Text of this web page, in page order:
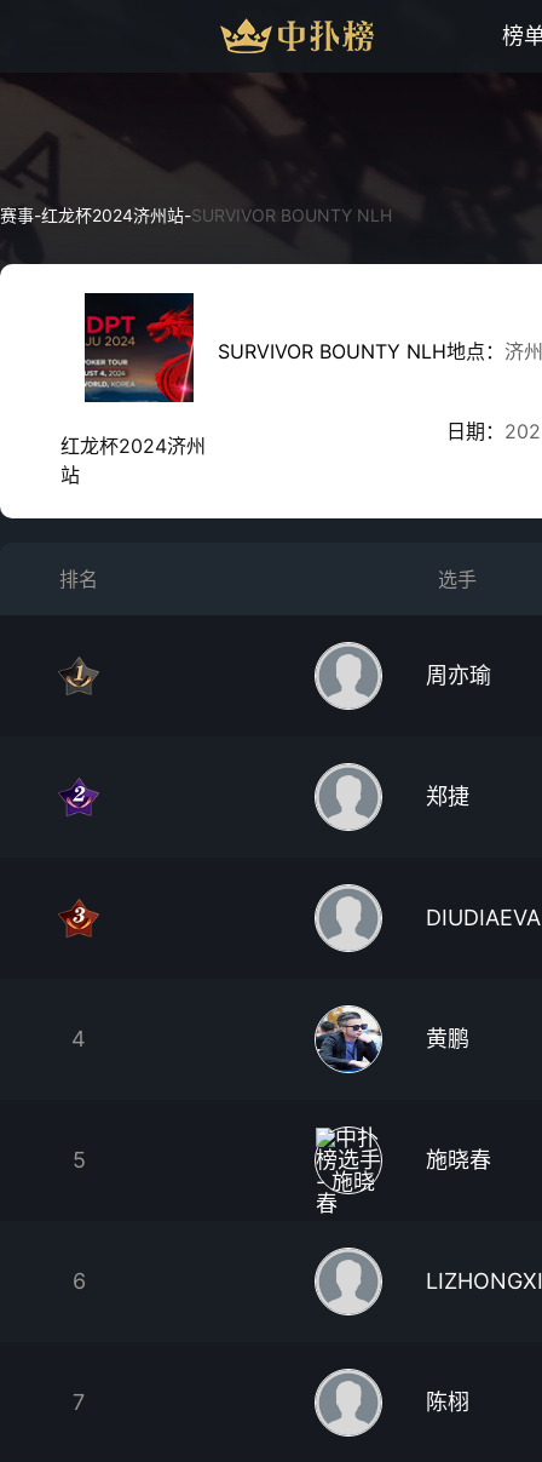
榜
赛事-红龙杯2024济州站-SURVIVOR BOUNTY NLH
红龙杯2024济州
站
SURVIVOR BOUNTY NLH地点： 济
日期：
排名 选手
周亦瑜
郑捷
4 黄鹏
5 施晓春
6
7 陈栩